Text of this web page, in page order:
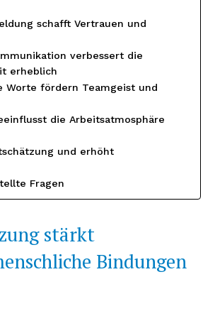
schafft Vertrauen und
verbessert die
erheblich
Worte fördern Teamgeist und
die Arbeitsatmosphäre
und erhöht
Fragen
stärkt
Bindungen